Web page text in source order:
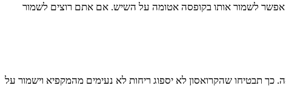
אפשר לשמור אותו בקופסה אטומה על השיש. אם אתם רוצים לשמור
תבטיחו שהקרואסון לא יספוג ריחות לא נעימים מהמקפיא וישמור על